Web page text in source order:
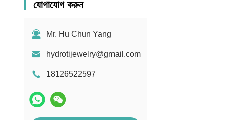
যোগাযোগ করুন
Mr. Hu Chun Yang
hydrotijewelry@gmail.com
18126522597